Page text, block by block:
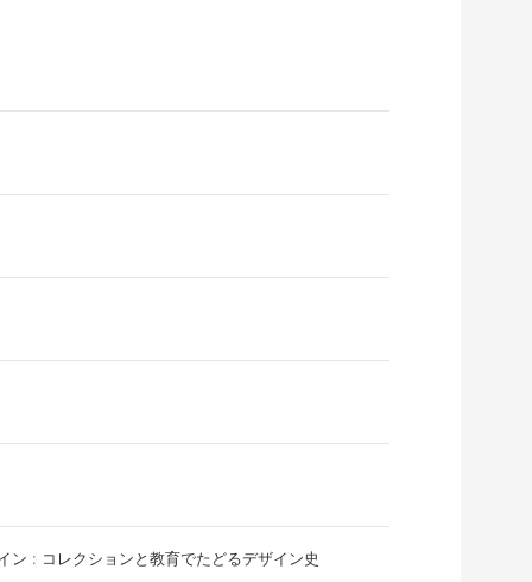
ン : コレクションと教育でたどるデザイン史